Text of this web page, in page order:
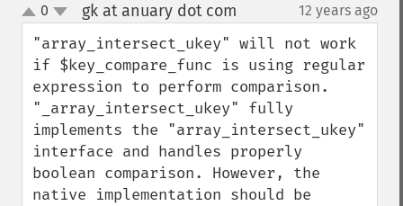
up
down
0 gk at anuary dot com 12 years ago
"array_intersect_ukey" will not work
if $key_compare_func is using regular
expression to perform comparison.
"_array_intersect_ukey" fully
implements the "array_intersect_ukey"
interface and handles properly
boolean comparison. However, the
native implementation should be